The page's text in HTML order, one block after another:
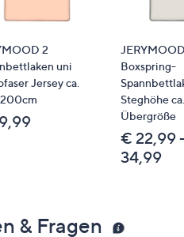
2
uni
Jersey ca.
Boxspring-
Steghöhe
Übergröße
€ 22,99
34,99
& Fragen